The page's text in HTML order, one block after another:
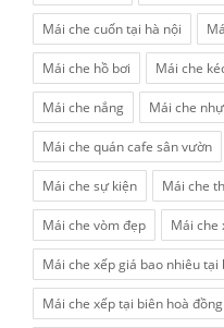
Mái che cuốn tại hà nội
Mái che hồ bơi Mái che
Mái che nắng Mái che
Mái che quán cafe sân vườn
Mái che sự kiện Mái che
Mái che vòm đẹp Mái che
Mái che xếp giá bao nhiêu tại
Mái che xếp tại biên hoà